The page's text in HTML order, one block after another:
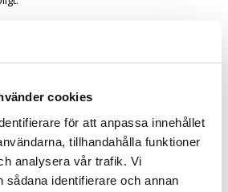
cookies
för att anpassa innehållet
tillhandahålla funktioner
analysera vår trafik. Vi
sådana identifierare och annan
och vara säker på att inte vakna av
hjälper dig sova gott hela natten.
en näsa som aldrig blir täppt vid
gott hela natten och vaknar utvilad
i sociala medier:
som garanterar dig att du aldrig får